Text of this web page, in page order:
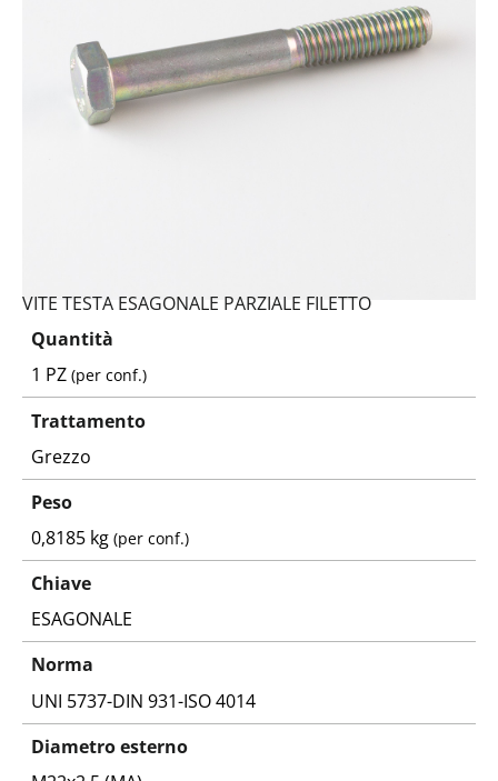
VITE TESTA ESAGONALE PARZIALE FILETTO
Quantità
1 PZ(per conf.)
Trattamento
Grezzo
Peso
0,8185 kg(per conf.)
Chiave
ESAGONALE
Norma
UNI 5737-DIN 931-ISO 4014
Diametro esterno